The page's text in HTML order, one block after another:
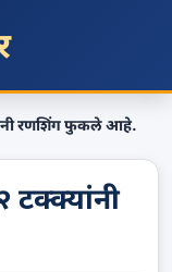
रणशिंग फुकले आहे.
टक्क्यांनी